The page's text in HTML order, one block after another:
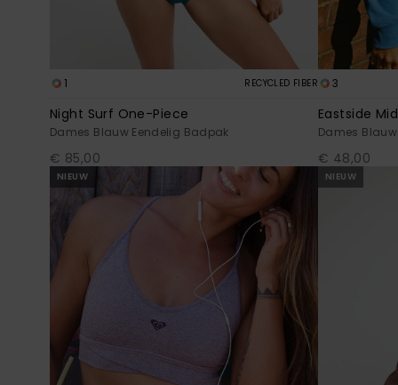
1 RECYCLED FIBER
Night Surf One-Piece
Dames Blauw Eendelig Badpak
€ 85,00
3
Eastside
Dames
€ 48,00
NIEUW NIEUW